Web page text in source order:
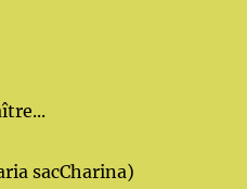
sacCharina)